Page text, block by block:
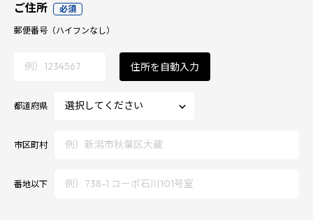
ご住所 必須
郵便番号 （ハイフンなし）
住所を自動入力
都道府県
市区町村
番地以下